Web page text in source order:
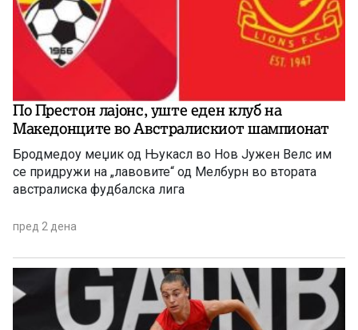
По Престон лајонс, уште еден клуб на
Македонците во Австралискиот шампионат
Бродмедоу меџик од Њукасл во Нов Јужен Велс им
се придружи на „лавовите“ од Мелбурн во втората
австралиска фудбалска лига
пред 2 дена